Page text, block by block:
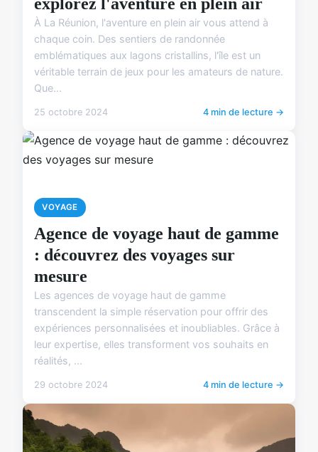
À La Réunion, l'aventure en plein air vous attend à
chaque coin. Des sentiers de randonnée
emblématiques aux lagons cristallins, l'île est un
véritable terrain de jeux pour les amateurs de nature.
Que...
25 octobre 2024 4 min de lecture →
VOYAGE
Agence de voyage haut de gamme
: découvrez des voyages sur
mesure
Les agences de voyage haut de gamme
transcendent la simple réservation pour offrir des
expériences personnalisées et inoubliables. Grâce à
leur expertise, elles transforment vos souhaits en
réalités, ...
29 octobre 2024 4 min de lecture →